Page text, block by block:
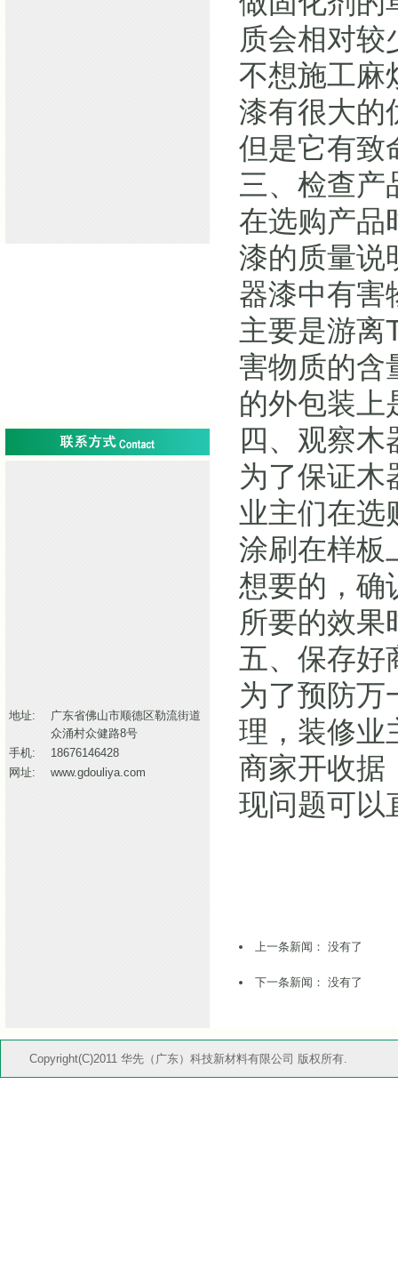
质会相对较
不想施工麻
漆有很大的
但是它有致
三、检查产
在选购产品
漆的质量说
器漆中有害
主要是游离
害物质的含
的外包装上
四、观察
为了保证木
业主们在选
涂刷在样板
想要的，确
所要的效果
五、保存好
为了预防万
理，装修业
商家开收据
现问题可以
上一条新闻： 没有了
下一条新闻：没有了
地址:
广东省佛山市顺德区勒流街道
众涌村众健路8号
手机:
18676146428
网址:
www.gdouliya.com
Copyright(C)2011 华先（广东）科技新材料有限公司 版权所有.